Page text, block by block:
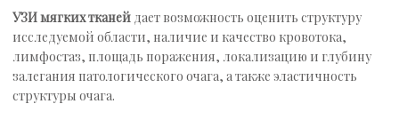
УЗИ мягких тканей дает возможность оценить структуру
исследуемой области, наличие и качество кровотока,
лимфостаз, площадь поражения, локализацию и глубину
залегания патологического очага, а также эластичность
структуры очага.